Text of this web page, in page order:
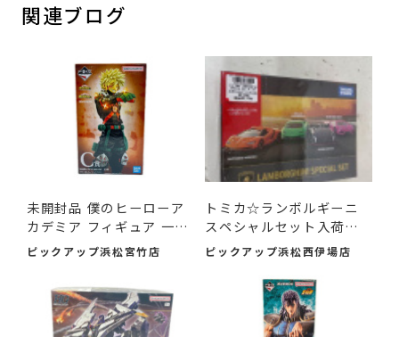
関連ブログ
未開封品 僕のヒーローア
カデミア フィギュア 一
番...
ピックアップ浜松宮竹店
トミカ☆ランボルギーニ
スペシャルセット入荷し
まし...
ピックアップ浜松西伊場店